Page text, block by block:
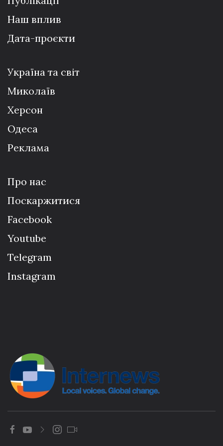
Наш вплив
Дата-проєкти
Україна та світ
Миколаїв
Херсон
Одеса
Реклама
Про нас
Поскаржитися
Facebook
Youtube
Telegram
Instagram